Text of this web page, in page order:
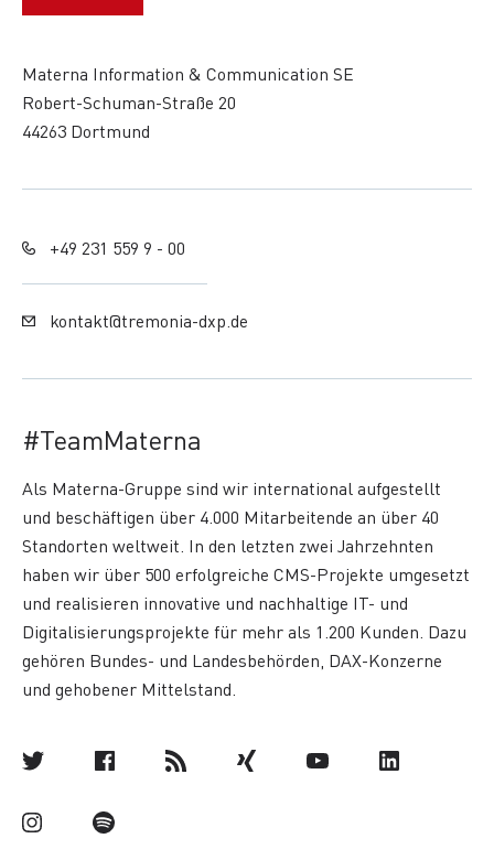
Materna Information & Communication SE
Robert-Schuman-Straße 20
44263 Dortmund
+49 231 559 9 - 00
kontakt@tremonia-dxp.de
#TeamMaterna
Als Materna-Gruppe sind wir international aufgestellt
und beschäftigen über 4.000 Mitarbeitende an über 40
Standorten weltweit. In den letzten zwei Jahrzehnten
haben wir über 500 erfolgreiche CMS-Projekte umgesetzt
und realisieren innovative und nachhaltige IT- und
Digitalisierungsprojekte für mehr als 1.200 Kunden. Dazu
gehören Bundes- und Landesbehörden, DAX-Konzerne
und gehobener Mittelstand.
Twitter FacebookMaternaXing YoutubeLinkedin
InstagramPodcast